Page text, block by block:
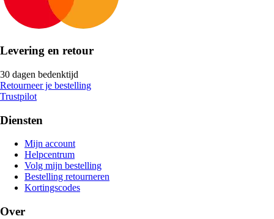
Levering en retour
30 dagen bedenktijd
Retourneer je bestelling
Trustpilot
Diensten
Mijn account
Helpcentrum
Volg mijn bestelling
Bestelling retourneren
Kortingscodes
Over